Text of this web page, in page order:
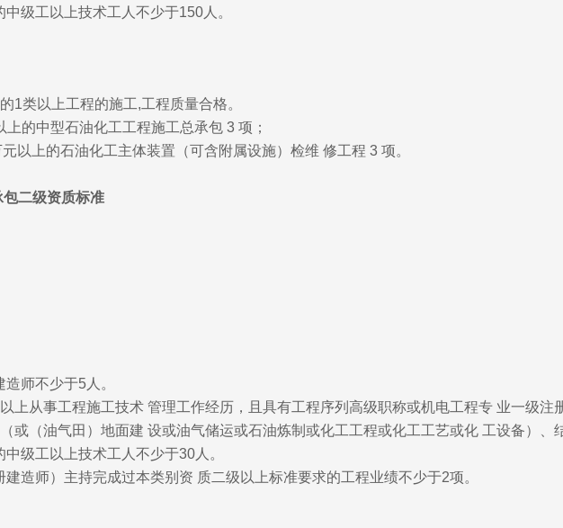
中级工以上技术工人不少于150人。
1类以上工程的施工,工程质量合格。
上的中型石油化工工程施工总承包 3 项；
以上的石油化工主体装置（可含附属设施）检维 修工程 3 项。
二级资质标准
师不少于5人。
上从事工程施工技术 管理工作经历，且具有工程序列高级职称或机电工程专 业一级
或（油气田）地面建 设或油气储运或石油炼制或化工工程或化工工艺或化 工设备）、
中级工以上技术工人不少于30人。
建造师）主持完成过本类别资 质二级以上标准要求的工程业绩不少于2项。